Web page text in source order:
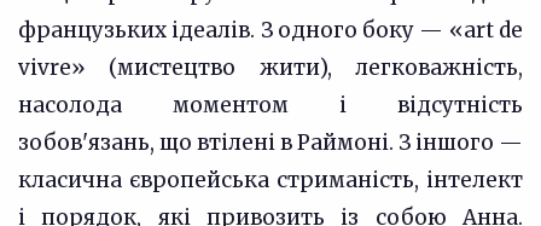
французьких ідеалів. З одного боку — «art de
vivre» (мистецтво жити), легковажність,
насолода моментом і відсутність
зобов'язань, що втілені в Раймоні. З іншого —
класична європейська стриманість, інтелект
і порядок, які привозить із собою Анна.